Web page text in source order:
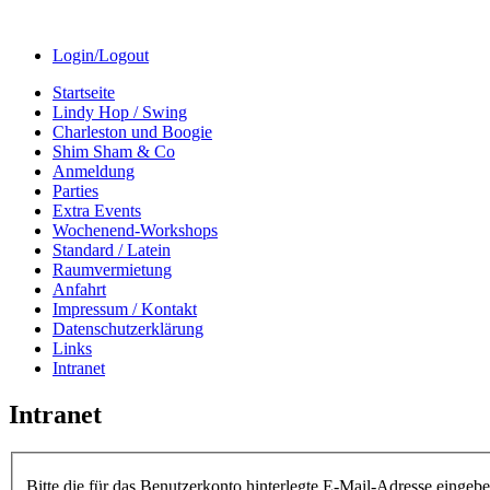
Login/Logout
Startseite
Lindy Hop / Swing
Charleston und Boogie
Shim Sham & Co
Anmeldung
Parties
Extra Events
Wochenend-Workshops
Standard / Latein
Raumvermietung
Anfahrt
Impressum / Kontakt
Datenschutzerklärung
Links
Intranet
Intranet